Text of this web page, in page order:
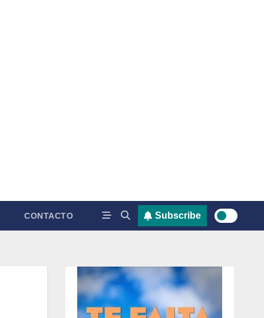
CONTACTO Subscribe